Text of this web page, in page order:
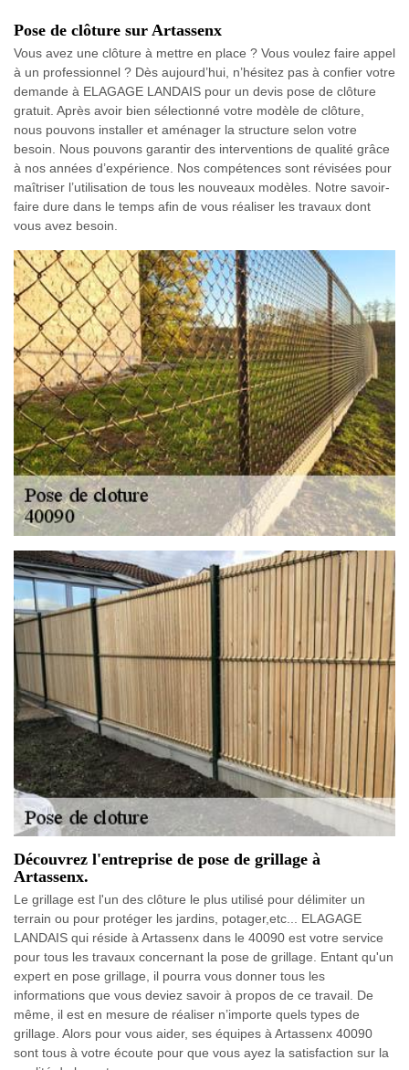
Pose de clôture sur Artassenx
Vous avez une clôture à mettre en place ? Vous voulez faire appel
à un professionnel ? Dès aujourd’hui, n’hésitez pas à confier votre
demande à ELAGAGE LANDAIS pour un devis pose de clôture
gratuit. Après avoir bien sélectionné votre modèle de clôture,
nous pouvons installer et aménager la structure selon votre
besoin. Nous pouvons garantir des interventions de qualité grâce
à nos années d’expérience. Nos compétences sont révisées pour
maîtriser l’utilisation de tous les nouveaux modèles. Notre savoir-
faire dure dans le temps afin de vous réaliser les travaux dont
vous avez besoin.
Découvrez l'entreprise de pose de grillage à
Artassenx.
Le grillage est l'un des clôture le plus utilisé pour délimiter un
terrain ou pour protéger les jardins, potager,etc... ELAGAGE
LANDAIS qui réside à Artassenx dans le 40090 est votre service
pour tous les travaux concernant la pose de grillage. Entant qu'un
expert en pose grillage, il pourra vous donner tous les
informations que vous deviez savoir à propos de ce travail. De
même, il est en mesure de réaliser n’importe quels types de
grillage. Alors pour vous aider, ses équipes à Artassenx 40090
sont tous à votre écoute pour que vous ayez la satisfaction sur la